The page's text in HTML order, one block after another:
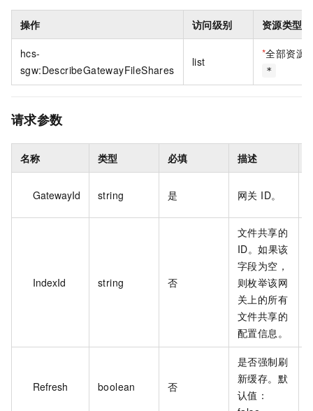
操作 访问级别 资源类型
hcs-
sgw:DescribeGatewayFileShares
list
*全部资源
*
请求参数
名称 类型 必填 描述
GatewayId string 是 网关 ID。
IndexId string 否
文件共享的
ID。如果该
字段为空，
则枚举该网
关上的所有
文件共享的
配置信息。
Refresh boolean 否
是否强制刷
新缓存。默
认值：